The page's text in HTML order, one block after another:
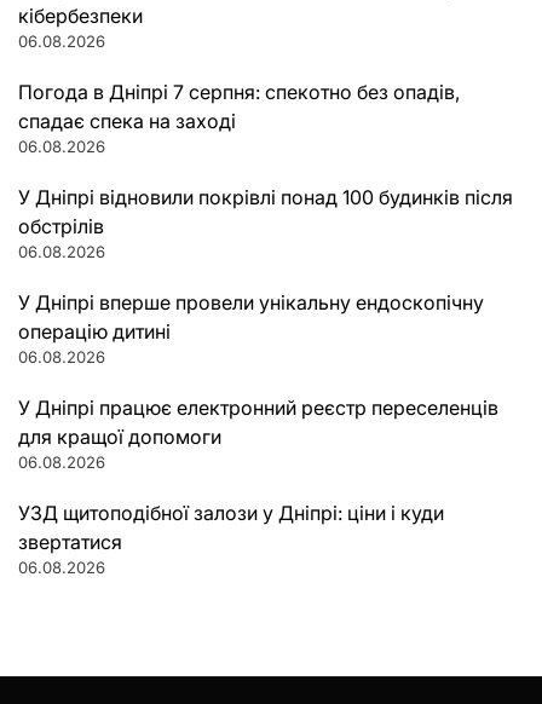
кібербезпеки
06.08.2026
Погода в Дніпрі 7 серпня: спекотно без опадів,
спадає спека на заході
06.08.2026
У Дніпрі відновили покрівлі понад 100 будинків після
обстрілів
06.08.2026
У Дніпрі вперше провели унікальну ендоскопічну
операцію дитині
06.08.2026
У Дніпрі працює електронний реєстр переселенців
для кращої допомоги
06.08.2026
УЗД щитоподібної залози у Дніпрі: ціни і куди
звертатися
06.08.2026